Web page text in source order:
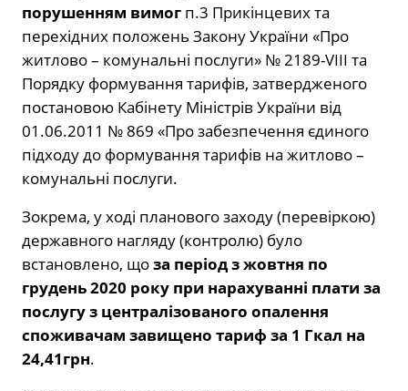
порушенням вимог п.3 Прикінцевих та
перехідних положень Закону України «Про
житлово – комунальні послуги» № 2189-VIІІ та
Порядку формування тарифів, затвердженого
постановою Кабінету Міністрів України від
01.06.2011 № 869 «Про забезпечення єдиного
підходу до формування тарифів на житлово –
комунальні послуги.
Зокрема, у ході планового заходу (перевіркою)
державного нагляду (контролю) було
встановлено, щоза період з жовтня по
грудень 2020 року при нарахуванні плати за
послугу з централізованого опалення
споживачам завищено тариф за 1 Гкал на
24,41грн.